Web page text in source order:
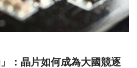
：晶片如何成為大國競逐